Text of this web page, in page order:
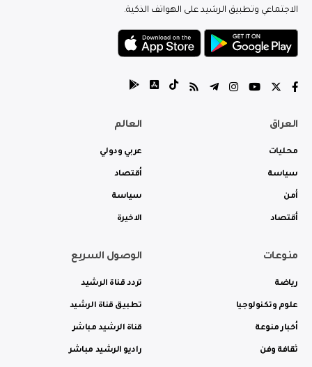
الاجتماعي وتطبيق الرشيد على الهواتف الذكية.
العراق
محليات
سياسة
أمن
أقتصاد
العالم
عربي ودولي
أقتصاد
سياسة
الاخيرة
منوعات
رياضة
علوم وتكنولوجيا
أخبار منوعة
ثقافة وفن
الوصول السريع
تردد قناة الرشيد
تطبيق قناة الرشيد
قناة الرشيد مباشر
راديو الرشيد مباشر